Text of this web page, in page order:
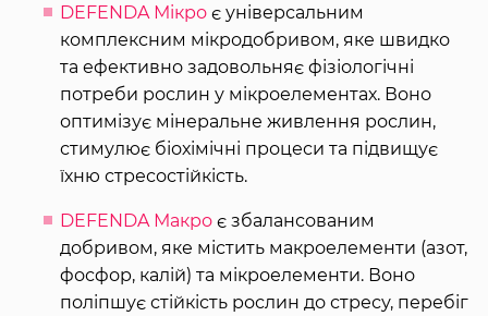
DEFENDA Мікро є універсальним
комплексним мікродобривом, яке швидко
та ефективно задовольняє фізіологічні
потреби рослин у мікроелементах. Воно
оптимізує мінеральне живлення рослин,
стимулює біохімічні процеси та підвищує
їхню стресостійкість.
DEFENDA Макро є збалансованим
добривом, яке містить макроелементи (азот,
фосфор, калій) та мікроелементи. Воно
поліпшує стійкість рослин до стресу, перебіг